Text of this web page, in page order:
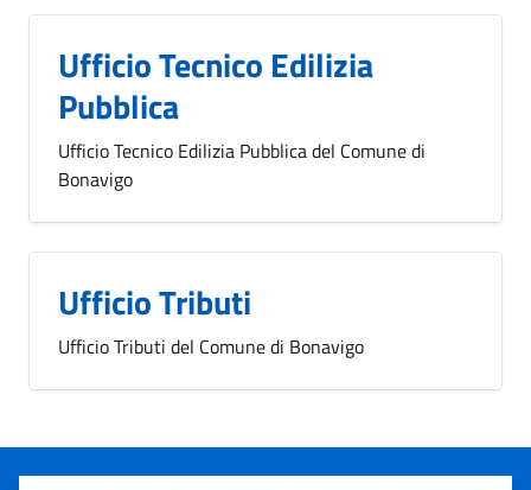
Ufficio Tecnico Edilizia
Pubblica
Ufficio Tecnico Edilizia Pubblica del Comune di
Bonavigo
Ufficio Tributi
Ufficio Tributi del Comune di Bonavigo